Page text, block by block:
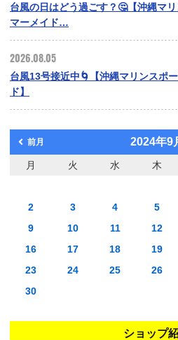
台風の日はどう過ごす？🤔【沖縄マ
マーメイド…
2026.08.05
台風13号接近中🌀【沖縄マリンスポ
ド】
前月 2024年9
月 火 水 木
2
3 4 5
9
10 11 12
16
17 18 19
23
24 25 26
30
ショップ